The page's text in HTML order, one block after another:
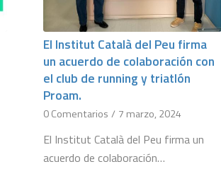
El Institut Català del Peu firma
un acuerdo de colaboración con
el club de running y triatlón
Proam.
0 Comentarios / 7 marzo, 2024
El Institut Català del Peu firma un
acuerdo de colaboración…